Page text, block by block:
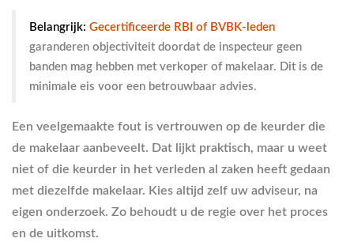
Belangrijk: Gecertificeerde RBI of BVBK-leden
garanderen objectiviteit doordat de inspecteur geen
banden mag hebben met verkoper of makelaar. Dit is de
minimale eis voor een betrouwbaar advies.
Een veelgemaakte fout is vertrouwen op de keurder die
de makelaar aanbeveelt. Dat lijkt praktisch, maar u weet
niet of die keurder in het verleden al zaken heeft gedaan
met diezelfde makelaar. Kies altijd zelf uw adviseur, na
eigen onderzoek. Zo behoudt u de regie over het proces
en de uitkomst.